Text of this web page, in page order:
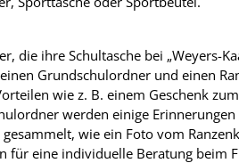
die ihre Schultasche bei „Weyers-
Grundschulordner und einen
wie z. B. einem Geschenk
werden einige
wie ein Foto vom
für eine individuelle Beratung beim